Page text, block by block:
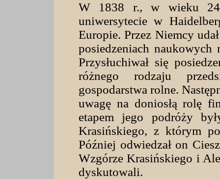
W 1838 r., w wieku 24
uniwersytecie w
Europie. Przez Niemcy
posiedzeniach
Przysłuchiwał się
różnego rodzaju
gospodarstwa rolne.
uwagę na doniosłą rolę
etapem jego podróży
Krasińskiego, z którym
Później odwiedzał on
Wzgórze Krasińskiego i
dyskutowali.